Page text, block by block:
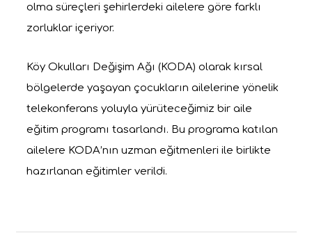
olma süreçleri şehirlerdeki ailelere göre farklı
zorluklar içeriyor.
Köy Okulları Değişim Ağı (KODA) olarak kırsal
bölgelerde yaşayan çocukların ailelerine yönelik
telekonferans yoluyla yürüteceğimiz bir aile
eğitim programı tasarlandı. Bu programa katılan
ailelere KODA’nın uzman eğitmenleri ile birlikte
hazırlanan eğitimler verildi.